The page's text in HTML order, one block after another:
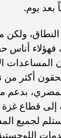
بعد يوم.
ولكن
أناس
المساعدات
أكثر من
بدعم
إلى قطاع
لجميع